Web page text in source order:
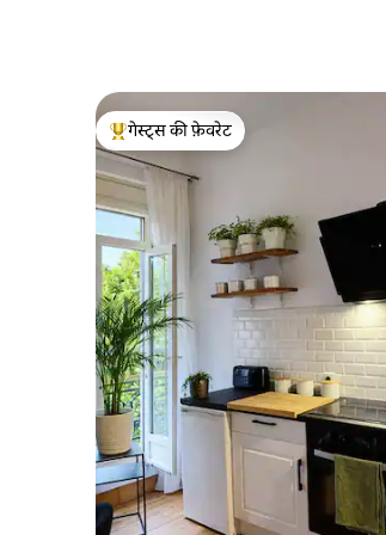
गेस्ट्स का टॉप फ़ेवरेट
गेस्ट्स की फ़ेवरेट